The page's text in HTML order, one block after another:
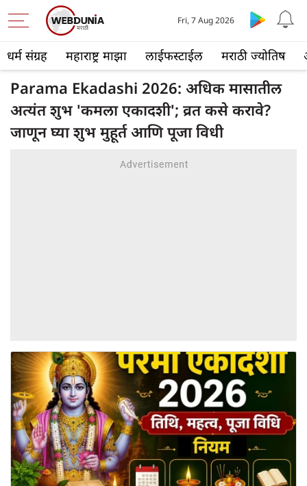
धर्म संग्रह महाराष्ट्र माझा लाईफस्टाईल मराठी ज्योतिष
Fri, 7 Aug 2026
Parama Ekadashi 2026: अधिक मासातील
अत्यंत शुभ 'कमला एकादशी'; व्रत कसे करावे?
जाणून घ्या शुभ मुहूर्त आणि पूजा विधी